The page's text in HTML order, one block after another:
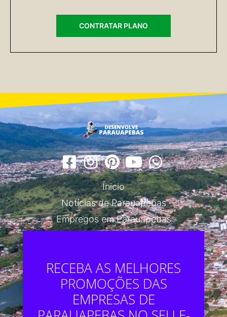
CONTRATAR PLANO
Ínicio
Notícias de Parauapebas
Empregos em Parauapebas
RECEBA AS MELHORES
PROMOÇÕES DAS
EMPRESAS DE